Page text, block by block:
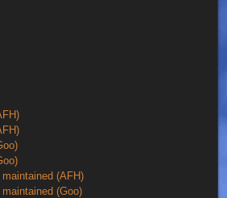
(AFH)
(Goo)